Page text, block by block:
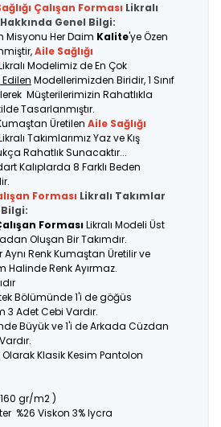
Çalışan Forması Likralı
Genel Bilgi:
Misyonu Her Daim Kalite'ye Özen
Aile Sağlığı
Modelimiz de En Çok
Modellerimizden Biridir, 1 Sınıf
Müşterilerimizin Rahatlıkla
Tasarlanmıştır.
Üretilen Aile Sağlığı
Takımlarımız Yaz ve Kış
Rahatlık Sunacaktır...
Kalıplarda 8 Farklı Beden
Forması Likralı Takımlar
FormasıLikralı Modeli Üst
Oluşan Bir Takımdır.
Renk Kumaştan Üretilir ve
Halinde Renk Ayırmaz.
Bölümünde 1'i de göğüs
Adet Cebi Vardır.
Büyük ve 1'i de Arkada Cüzdan
Klasik Kesim Pantolon
gr/m2 )
%26 Viskon 3% lycra